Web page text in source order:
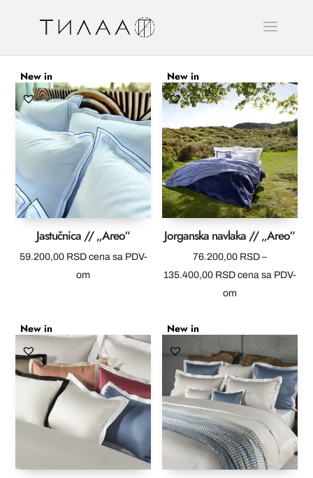
New in
Jastučnica // „Areo“
59.200,00 RSD cena sa PDV-
om
New in
Jorganska navlaka // „Areo“
76.200,00 RSD –
135.400,00 RSDRaspon
cena:
135.400,00 RSD
cena sa PDV-
om
New in New in